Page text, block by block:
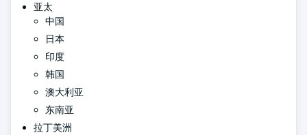
亚太
中国
日本
印度
韩国
澳大利亚
东南亚
拉丁美洲